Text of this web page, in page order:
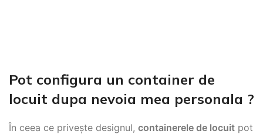
Pot configura un container de
locuit dupa nevoia mea personala ?
În ceea ce privește designul, containerele de locuit pot